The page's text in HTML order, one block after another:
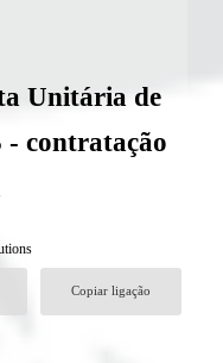
Unitária de
- contratação
Copiar ligação